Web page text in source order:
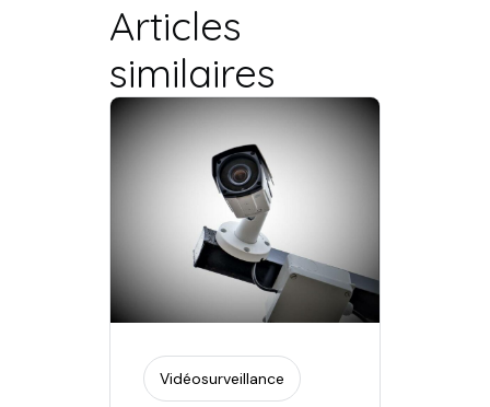
Articles
similaires
Vidéosurveillance